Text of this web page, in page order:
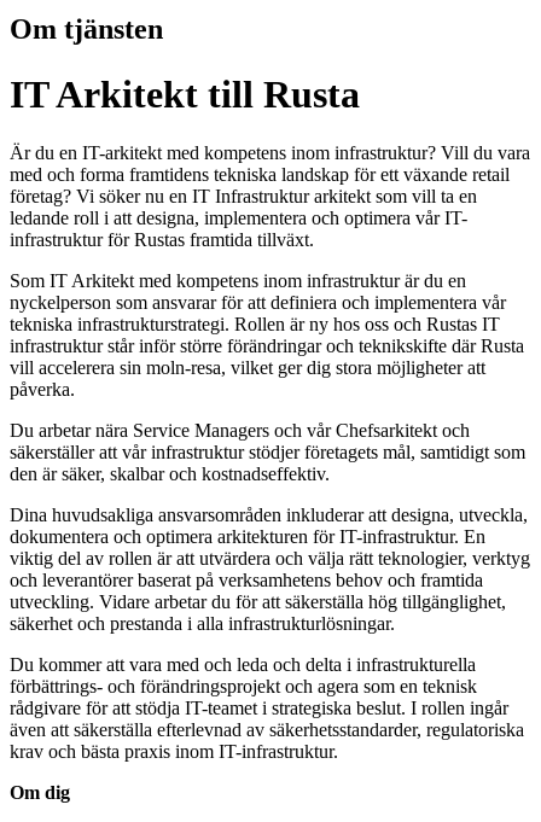
Om tjänsten
IT Arkitekt till Rusta
Är du en IT-arkitekt med kompetens inom infrastruktur? Vill du vara
med och forma framtidens tekniska landskap för ett växande retail
företag? Vi söker nu en IT Infrastruktur arkitekt som vill ta en
ledande roll i att designa, implementera och optimera vår IT-
infrastruktur för Rustas framtida tillväxt.
Som IT Arkitekt med kompetens inom infrastruktur är du en
nyckelperson som ansvarar för att definiera och implementera vår
tekniska infrastrukturstrategi. Rollen är ny hos oss och Rustas IT
infrastruktur står inför större förändringar och teknikskifte där Rusta
vill accelerera sin moln-resa, vilket ger dig stora möjligheter att
påverka.
Du arbetar nära Service Managers och vår Chefsarkitekt och
säkerställer att vår infrastruktur stödjer företagets mål, samtidigt som
den är säker, skalbar och kostnadseffektiv.
Dina huvudsakliga ansvarsområden inkluderar att designa, utveckla,
dokumentera och optimera arkitekturen för IT-infrastruktur. En
viktig del av rollen är att utvärdera och välja rätt teknologier, verktyg
och leverantörer baserat på verksamhetens behov och framtida
utveckling. Vidare arbetar du för att säkerställa hög tillgänglighet,
säkerhet och prestanda i alla infrastrukturlösningar.
Du kommer att vara med och leda och delta i infrastrukturella
förbättrings- och förändringsprojekt och agera som en teknisk
rådgivare för att stödja IT-teamet i strategiska beslut. I rollen ingår
även att säkerställa efterlevnad av säkerhetsstandarder, regulatoriska
krav och bästa praxis inom IT-infrastruktur.
Om dig